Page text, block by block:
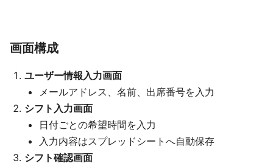
画面構成
ユーザー情報入力画面
メールアドレス、名前、出席番号を入力
シフト入力画面
日付ごとの希望時間を入力
入力内容はスプレッドシートへ自動保存
シフト確認画面